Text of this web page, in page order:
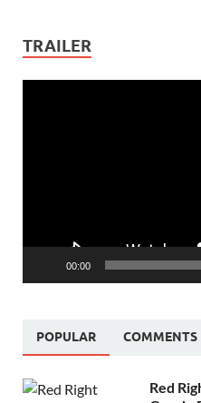
TRAILER
00:00
POPULAR COMMENTS
Red